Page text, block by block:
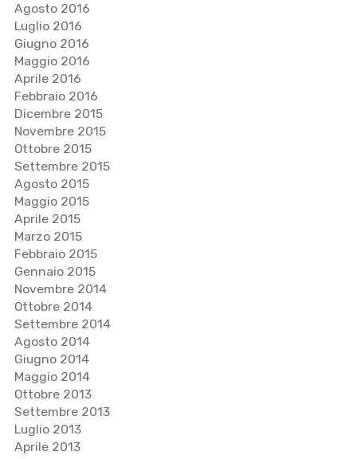
Agosto 2016
Luglio 2016
Giugno 2016
Maggio 2016
Aprile 2016
Febbraio 2016
Dicembre 2015
Novembre 2015
Ottobre 2015
Settembre 2015
Agosto 2015
Maggio 2015
Aprile 2015
Marzo 2015
Febbraio 2015
Gennaio 2015
Novembre 2014
Ottobre 2014
Settembre 2014
Agosto 2014
Giugno 2014
Maggio 2014
Ottobre 2013
Settembre 2013
Luglio 2013
Aprile 2013